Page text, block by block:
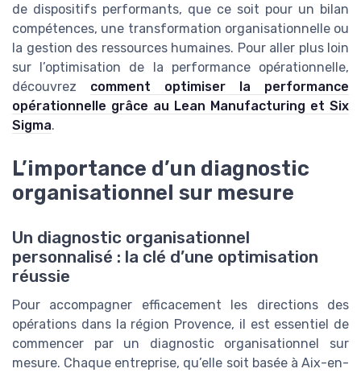
de dispositifs performants, que ce soit pour un bilan
compétences, une transformation organisationnelle ou
la gestion des ressources humaines. Pour aller plus loin
sur l’optimisation de la performance opérationnelle,
découvrez comment optimiser la performance
opérationnelle grâce au Lean Manufacturing et Six
Sigma.
L’importance d’un diagnostic
organisationnel sur mesure
Un diagnostic organisationnel
personnalisé : la clé d’une optimisation
réussie
Pour accompagner efficacement les directions des
opérations dans la région Provence, il est essentiel de
commencer par un diagnostic organisationnel sur
mesure. Chaque entreprise, qu’elle soit basée à Aix-en-